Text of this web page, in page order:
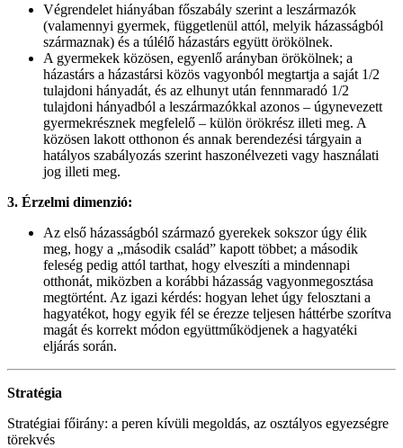
Végrendelet hiányában főszabály szerint a leszármazók
(valamennyi gyermek, függetlenül attól, melyik házasságból
származnak) és a túlélő házastárs együtt örökölnek.​
A gyermekek közösen, egyenlő arányban örökölnek; a
házastárs a házastársi közös vagyonból megtartja a saját 1/2
tulajdoni hányadát, és az elhunyt után fennmaradó 1/2
tulajdoni hányadból a leszármazókkal azonos – úgynevezett
gyermekrésznek megfelelő – külön örökrész illeti meg. A
közösen lakott otthonon és annak berendezési tárgyain a
hatályos szabályozás szerint haszonélvezeti vagy használati
jog illeti meg.
3. Érzelmi dimenzió:
Az első házasságból származó gyerekek sokszor úgy élik
meg, hogy a „második család” kapott többet; a második
feleség pedig attól tarthat, hogy elveszíti a mindennapi
otthonát, miközben a korábbi házasság vagyonmegosztása
megtörtént. Az igazi kérdés: hogyan lehet úgy felosztani a
hagyatékot, hogy egyik fél se érezze teljesen háttérbe szorítva
magát és korrekt módon együttműködjenek a hagyatéki
eljárás során.
Stratégia
Stratégiai főirány: a peren kívüli megoldás, az osztályos egyezségre
törekvés